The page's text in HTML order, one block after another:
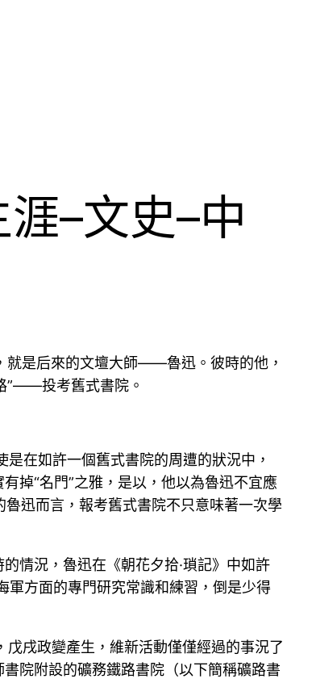
–文史–中
就是后來的文壇大師——魯迅。彼時的他，
”——投考舊式書院。
在如許一個舊式書院的周遭的狀況中，
掉“名門”之雅，是以，他以為魯迅不宜應
魯迅而言，報考舊式書院不只意味著一次學
情況，魯迅在《朝花夕拾·瑣記》中如許
軍方面的專門研究常識和練習，倒是少得
戌政變產生，維新活動僅僅經過的事況了
院附設的礦務鐵路書院（以下簡稱礦路書